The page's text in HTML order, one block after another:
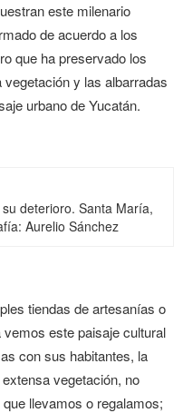
este milenario
de acuerdo a los
que ha preservado los
y las albarradas
urbano de Yucatán.
deterioro. Santa María,
Aurelio Sánchez
tiendas de artesanías o
este paisaje cultural
con sus habitantes, la
vegetación, no
llevamos o regalamos;